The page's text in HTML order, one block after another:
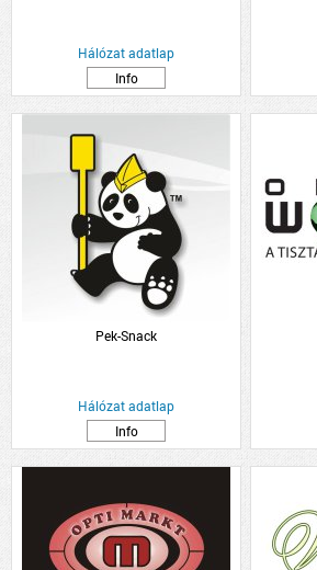
Hálózat adatlap
Info
Pek-Snack
Hálózat adatlap
Info